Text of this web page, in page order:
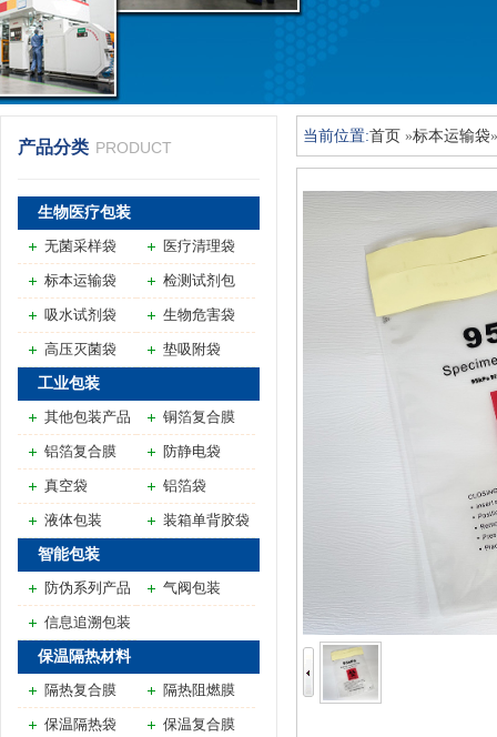
产品分类 PRODUCT
生物医疗包装
无菌采样袋
医疗清理袋
标本运输袋 检测试剂包
吸水试剂袋 生物危害袋
高压灭菌袋 垫吸附袋
工业包装
其他包装产品
铜箔复合膜
铝箔复合膜 防静电袋
真空袋 铝箔袋
液体包装 装箱单背胶袋
智能包装
防伪系列产品
气阀包装
信息追溯包装
保温隔热材料
隔热复合膜
隔热阻燃膜
保温隔热袋 保温复合膜
当前位置:首页 »标本运输袋